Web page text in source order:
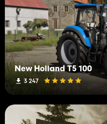
New Holland T5 100
3 247